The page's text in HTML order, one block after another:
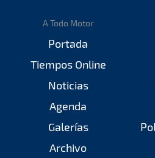
A Todo Motor
Portada
Tiempos Online
Noticias
Agenda
Galerías
Archivo